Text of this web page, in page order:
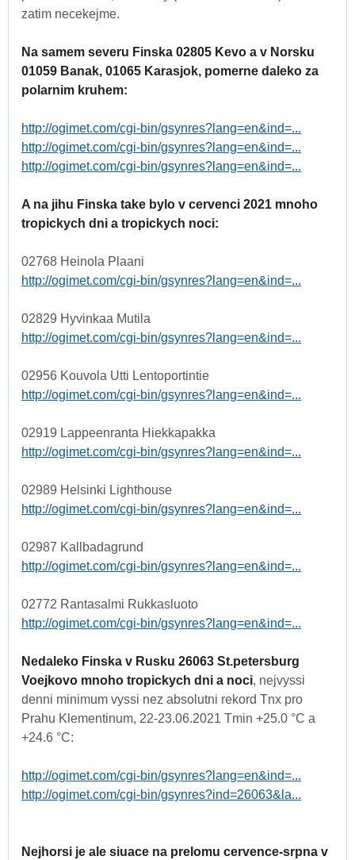
zatim necekejme.
Na samem severu Finska 02805 Kevo a v Norsku
01059 Banak, 01065 Karasjok, pomerne daleko za
polarnim kruhem:
http://ogimet.com/cgi-bin/gsynres?lang=en&ind=...
http://ogimet.com/cgi-bin/gsynres?lang=en&ind=...
http://ogimet.com/cgi-bin/gsynres?lang=en&ind=...
A na jihu Finska take bylo v cervenci 2021 mnoho
tropickych dni a tropickych noci:
02768 Heinola Plaani
http://ogimet.com/cgi-bin/gsynres?lang=en&ind=...
02829 Hyvinkaa Mutila
http://ogimet.com/cgi-bin/gsynres?lang=en&ind=...
02956 Kouvola Utti Lentoportintie
http://ogimet.com/cgi-bin/gsynres?lang=en&ind=...
02919 Lappeenranta Hiekkapakka
http://ogimet.com/cgi-bin/gsynres?lang=en&ind=...
02989 Helsinki Lighthouse
http://ogimet.com/cgi-bin/gsynres?lang=en&ind=...
02987 Kallbadagrund
http://ogimet.com/cgi-bin/gsynres?lang=en&ind=...
02772 Rantasalmi Rukkasluoto
http://ogimet.com/cgi-bin/gsynres?lang=en&ind=...
Nedaleko Finska v Rusku 26063 St.petersburg
Voejkovo mnoho tropickych dni a noci, nejvyssi
denni minimum vyssi nez absolutni rekord Tnx pro
Prahu Klementinum, 22-23.06.2021 Tmin +25.0 °C a
+24.6 °C:
http://ogimet.com/cgi-bin/gsynres?lang=en&ind=...
http://ogimet.com/cgi-bin/gsynres?ind=26063&la...
Nejhorsi je ale siuace na prelomu cervence-srpna v